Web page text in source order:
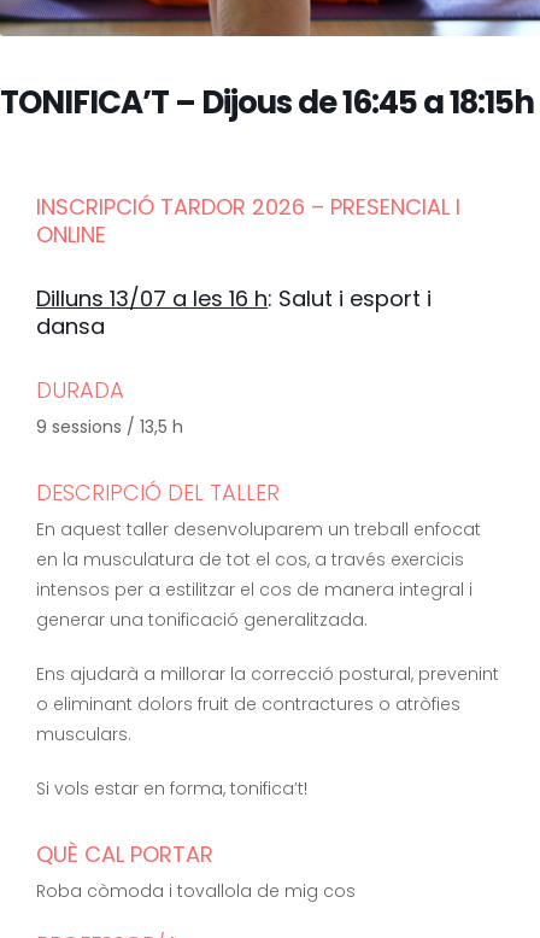
TONIFICA’T – Dijous de 16:45 a 18:15h
INSCRIPCIÓ TARDOR 2026 – PRESENCIAL I
ONLINE
Dilluns 13/07 a les 16 h: Salut i esport i
dansa
DURADA
9 sessions / 13,5 h
DESCRIPCIÓ DEL TALLER
En aquest taller desenvoluparem un treball enfocat
en la musculatura de tot el cos, a través exercicis
intensos per a estilitzar el cos de manera integral i
generar una tonificació generalitzada.
Ens ajudarà a millorar la correcció postural, prevenint
o eliminant dolors fruit de contractures o atròfies
musculars.
Si vols estar en forma, tonifica’t!
QUÈ CAL PORTAR
Roba còmoda i tovallola de mig cos